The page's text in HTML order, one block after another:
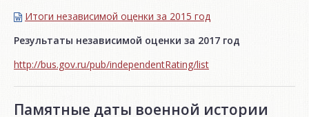
Итоги независимой oценки за 2015 год
Результаты независимой оценки за 2017 год
http://bus.gov.ru/pub/independentRating/list
Памятные даты военной истории